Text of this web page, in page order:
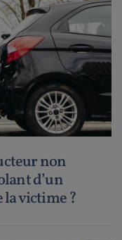
non
d’un
victime ?